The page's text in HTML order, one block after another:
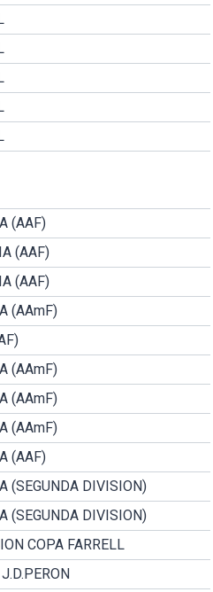
(AAF)
(AAF)
(AAF)
(AAmF)
(AAmF)
(AAmF)
(AAmF)
(AAF)
(SEGUNDA DIVISION)
(SEGUNDA DIVISION)
COPA FARRELL